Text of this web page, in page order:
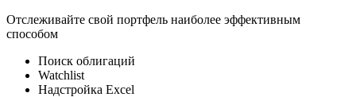
Отслеживайте свой портфель наиболее эффективным
способом
Поиск облигаций
Watchlist
Надстройка Excel